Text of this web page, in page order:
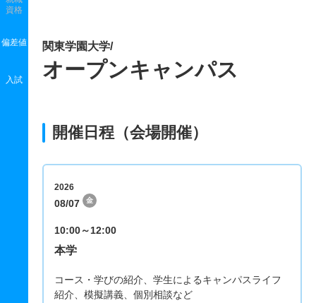
資格
偏差値
入試
関東学園大学/
オープンキャンパス
開催日程（会場開催）
2026
08/07 金
10:00～12:00
本学
コース・学びの紹介、学生によるキャンパスライフ
紹介、模擬講義、個別相談など